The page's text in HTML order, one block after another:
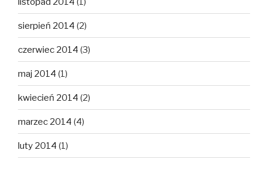
sierpień 2014 (2)
czerwiec 2014 (3)
maj 2014 (1)
kwiecień 2014 (2)
marzec 2014 (4)
luty 2014 (1)